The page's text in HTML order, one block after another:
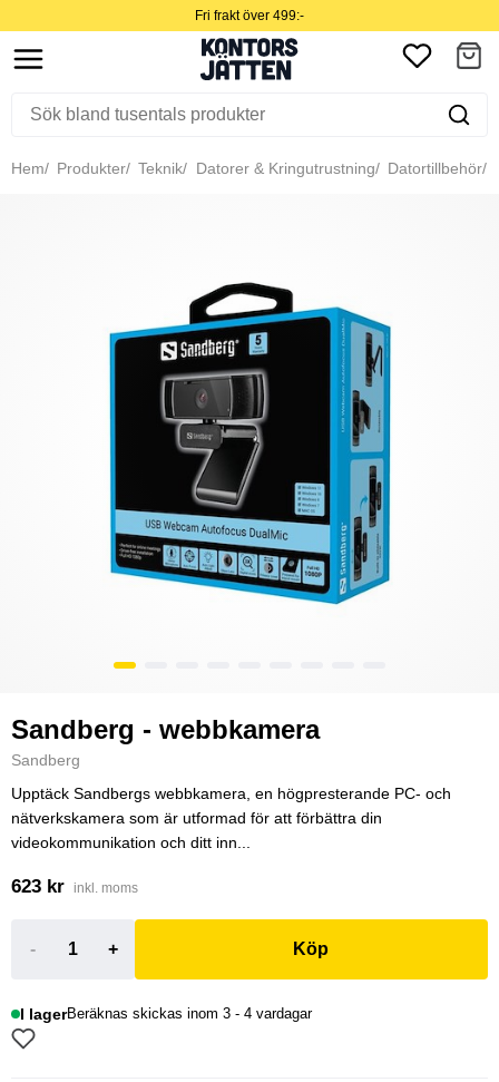
Fri frakt över 499:-
Hem Produkter Teknik Datorer & Kringutrustning Datortillbehör
Sandberg - webbkamera
Sandberg
Upptäck Sandbergs webbkamera, en högpresterande PC- och
nätverkskamera som är utformad för att förbättra din
videokommunikation och ditt inn...
623 kr inkl. moms
- + Köp
I lagerBeräknas skickas inom 3 - 4 vardagar